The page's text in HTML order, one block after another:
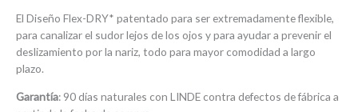
El Diseño Flex-DRY* patentado para ser extremadamente flexible,
para canalizar el sudor lejos de los ojos y para ayudar a prevenir el
deslizamiento por la nariz, todo para mayor comodidad a largo
plazo.
Garantía: 90 días naturales con LINDE contra defectos de fábrica a